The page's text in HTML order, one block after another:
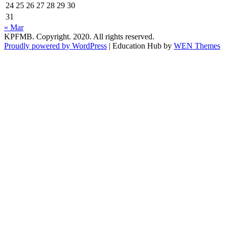
24 25 26 27 28 29 30
31
« Mar
KPFMB. Copyright. 2020. All rights reserved.
Proudly powered by WordPress | Education Hub by WEN Themes